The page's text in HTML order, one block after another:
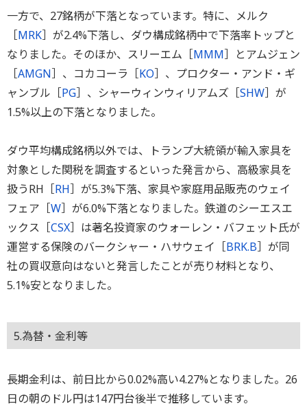
一方で、27銘柄が下落となっています。特に、メルク
［MRK］が2.4%下落し、ダウ構成銘柄中で下落率トップと
なりました。そのほか、スリーエム［MMM］とアムジェン
［AMGN］、コカコーラ［KO］、プロクター・アンド・ギ
ャンブル［PG］、シャーウィンウィリアムズ［SHW］が
1.5%以上の下落となりました。
ダウ平均構成銘柄以外では、トランプ大統領が輸入家具を
対象とした関税を調査するといった発言から、高級家具を
扱うRH［RH］が5.3%下落、家具や家庭用品販売のウェイ
フェア［W］が6.0%下落となりました。鉄道のシーエスエ
ックス［CSX］は著名投資家のウォーレン・バフェット氏が
運営する保険のバークシャー・ハサウェイ［BRK.B］が同
社の買収意向はないと発言したことが売り材料となり、
5.1%安となりました。
5.為替・金利等
長期金利は、前日比から0.02%高い4.27%となりました。26
日の朝のドル円は147円台後半で推移しています。